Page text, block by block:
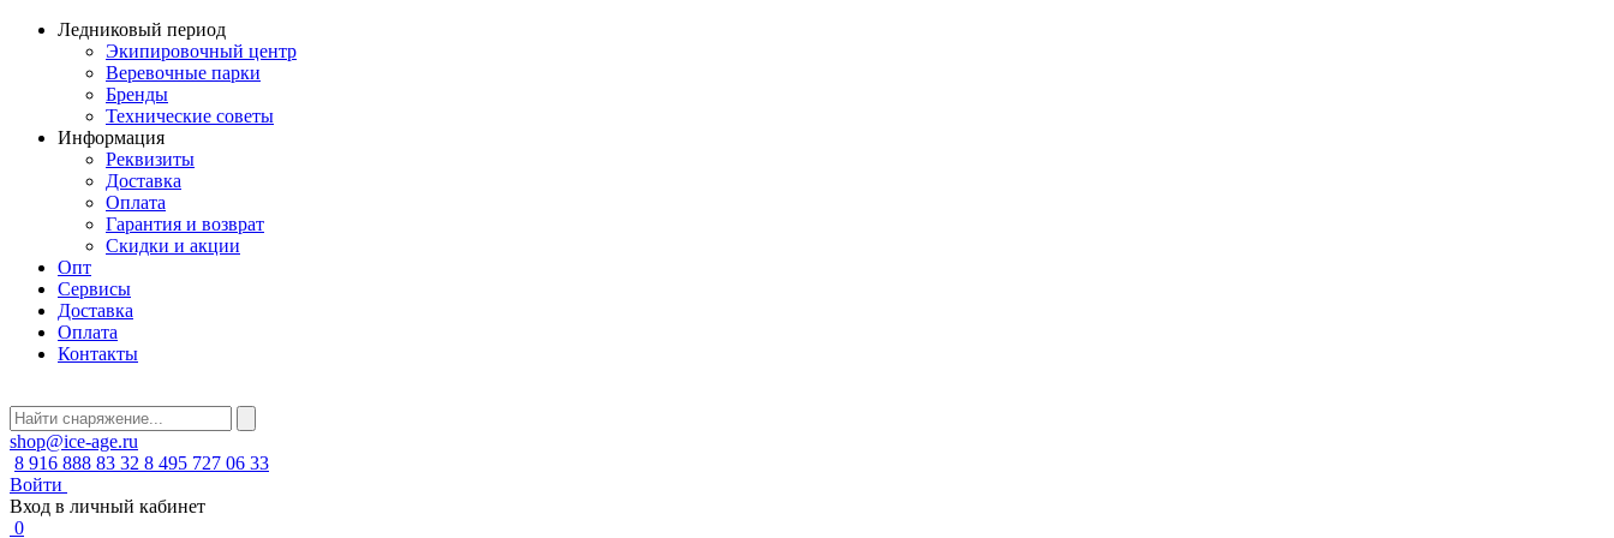
Ледниковый период
Экипировочный центр
Веревочные парки
Бренды
Технические советы
Информация
Реквизиты
Доставка
Оплата
Гарантия и возврат
Скидки и акции
Опт
Сервисы
Доставка
Оплата
Контакты
shop@ice-age.ru
8 916 888 83 32 8 495 727 06 33
Войти
Вход в личный кабинет
0